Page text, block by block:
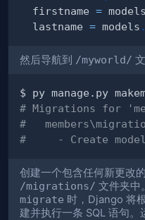
  firstname
= models
  lastname
= models .
然后导航到 /myworld/
# Migrations for
#
#     - Create model
创建一个包含任何新更改
/migrations/ 文件夹中
migrate 时，Django 将
建并执行一条 SQL 语句。